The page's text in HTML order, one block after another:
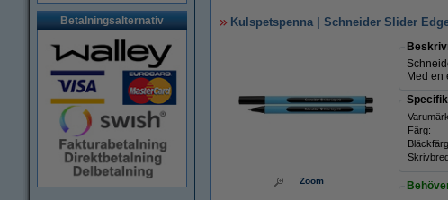
Betalningsalternativ Kulspetspenna | Schneider Slider
Zoom
Med en
Färg: